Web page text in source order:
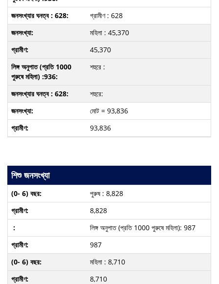
গ্রামীণ : 628
মহিলা : 45,370
45,370
শহুরে :
শহুরে:
মোট = 93,836
93,836
শিশু জনসংখ্যা
পুরুষ : 8,828
8,828
লিঙ্গ অনুপাত (প্রতি 1000 পুরুষে মহিলা): 987
987
মহিলা : 8,710
8,710